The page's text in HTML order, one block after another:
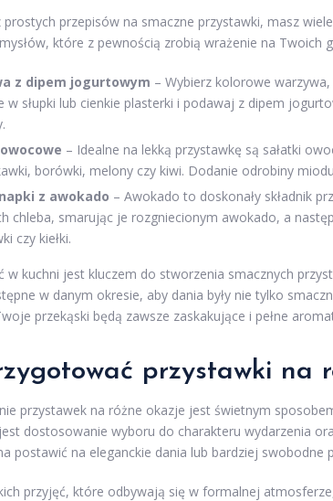
prostych przepisów na smaczne przystawki, masz
które z pewnością zrobią wrażenie na Twoich
z dipem jogurtowym – Wybierz kolorowe
w słupki lub cienkie plasterki i podawaj z dipem
– Idealne na lekką przystawkę są sałatki
borówki, melony czy kiwi. Dodanie odrobiny
z awokado – Awokado to doskonały składnik
chleba, smarując je rozgniecionym awokado, a
czy kiełki.
w kuchni jest kluczem do stworzenia smacznych
w danym okresie, aby dania były nie tylko
przekąski będą zawsze zaskakujące i pełne
przystawki na
przystawek na różne okazje jest świetnym
dostosowanie wyboru do charakteru wydarzenia
postawić na eleganckie dania lub bardziej swobodne
przyjęć, które odbywają się w formalnej